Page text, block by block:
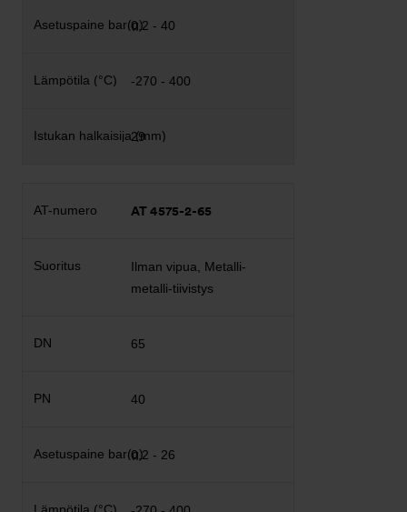
0,2 - 40
-270 - 400
29
AT 4575-2-65
Ilman vipua, Metalli-
metalli-tiivistys
65
40
0,2 - 26